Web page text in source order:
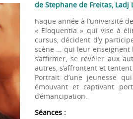
de Stephane de Freitas, Ladj
haque année à l’université
« Eloquentia » qui vise à
cursus, décident d’y
scène … qui leur enseignent
s’affirmer, se révéler aux
autres, s’affrontent et
Portrait d’une jeunesse
émouvant et captivant
d’émancipation.
Séances :